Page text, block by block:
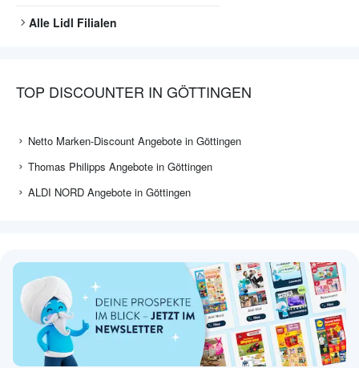
Alle Lidl Filialen
TOP DISCOUNTER IN GÖTTINGEN
Netto Marken-Discount Angebote in Göttingen
Thomas Philipps Angebote in Göttingen
ALDI NORD Angebote in Göttingen